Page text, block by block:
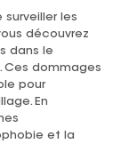
les
découvrez
dans le
Ces dommages
pour
En
et la